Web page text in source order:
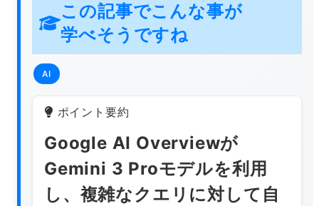
この記事でこんな事が
学べそうですね
AI
ポイント要約
Google AI Overviewが
Gemini 3 Proモデルを利用
し、複雑なクエリに対して自